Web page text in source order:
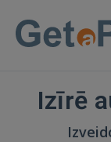
Izīrē